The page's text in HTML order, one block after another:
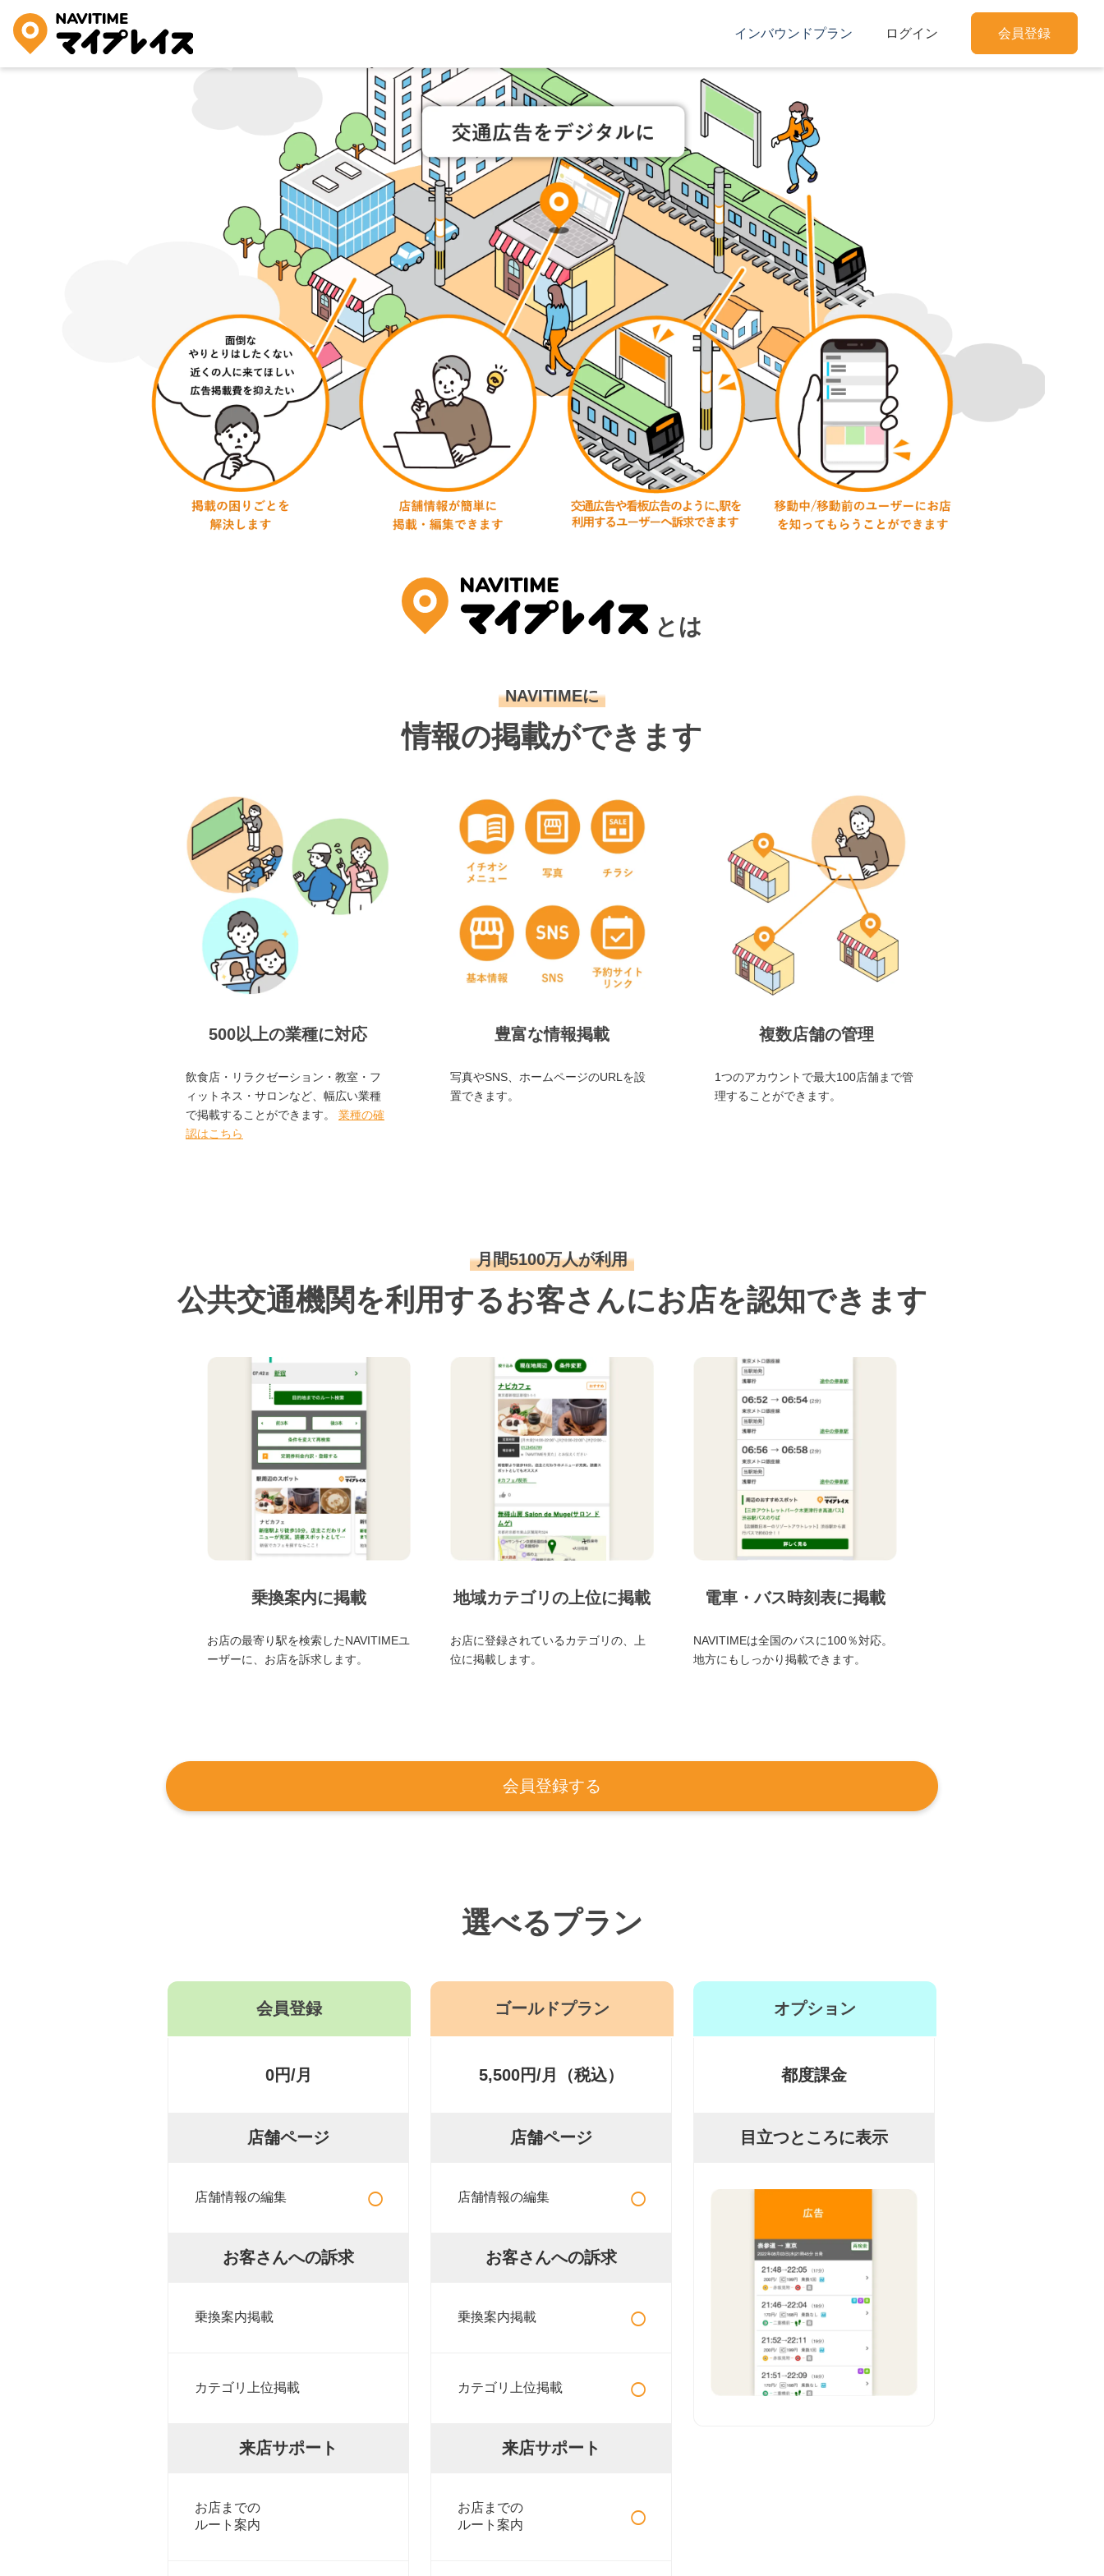
インバウンドプラン ログイン 会員登録
とは
NAVITIMEに
情報の掲載ができます
500以上の業種に対応
飲食店・リラクゼーション・教室・フ
ィットネス・サロンなど、幅広い業種
で掲載することができます。 業種の確
認はこちら
豊富な情報掲載
写真やSNS、ホームページのURLを設
置できます。
複数店舗の管理
1つのアカウントで最大100店舗まで管
理することができます。
月間5100万人が利用
公共交通機関を利用するお客さんにお店を認知できます
乗換案内に掲載
お店の最寄り駅を検索したNAVITIMEユ
ーザーに、お店を訴求します。
地域カテゴリの上位に掲載
お店に登録されているカテゴリの、上
位に掲載します。
電車・バス時刻表に掲載
NAVITIMEは全国のバスに100％対応。
地方にもしっかり掲載できます。
会員登録する
選べるプラン
会員登録
0円/月
店舗ページ
店舗情報の編集 ○
お客さんへの訴求
乗換案内掲載
カテゴリ上位掲載
来店サポート
お店までの
ルート案内
ゴールドプラン
5,500円/月（税込）
店舗ページ
店舗情報の編集 ○
お客さんへの訴求
乗換案内掲載 ○
カテゴリ上位掲載 ○
来店サポート
お店までの
ルート案内
○
オプション
都度課金
目立つところに表示